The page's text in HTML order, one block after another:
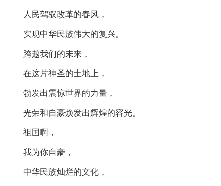
人民驾驭改革的春风，
实现中华民族伟大的复兴。
跨越我们的未来，
在这片神圣的土地上，
勃发出震惊世界的力量，
光荣和自豪焕发出辉煌的容光。
祖国啊，
我为你自豪，
中华民族灿烂的文化，